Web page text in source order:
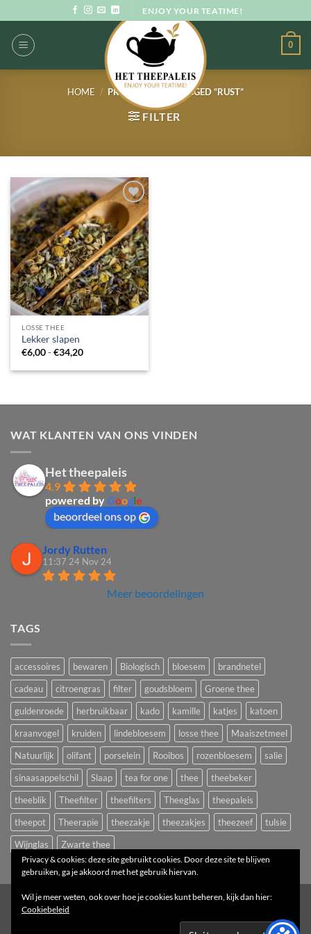
naar
inhoud
ENJOY YOUR TEATIME!
0
HOME / PRODUCTEN GETAGGED “RUST”
FILTER
LOSSE THEE
Lekker slapen
€6,00-€34,20Prijsklasse:
tot
WAT KLANTEN VAN ONS VINDEN
Het theepaleis
4.9
powered byGoogle
beoordeel ons op
Jordy Rutten
11:37 24 Nov 24
Meer beoordelingen
TAGS
accessoires bewaren Biologisch bloesem
brandnetel
cadeau
citroengras filter goudsbloem
Groene thee
guldenroede
herbruikbaar kado kamille katjes
katoen
kraanvogel
kruiden lindebloesem losse thee
Maaiszetmeel
Natuurlijk
olifant porselein Rooibos rozenbloesem
salie
sinaasappelschil
Slaap tea for one thee
theebeker
theeblik
Theefilter theefilters Theeglas
theepaleis
theepot
Theerapie theezakje theezakjes theezeef
tulsie
Wijnglas
Zwarte thee
Het Theepaleis
1
Privacy & cookies: deze site gebruikt cookies. Door deze site te blijven
gebruiken, ga je akkoord met het gebruik hiervan.
Wil je meer weten, ook over hoe je cookies kunt beheren, kijk dan hier:
Cookiebeleid